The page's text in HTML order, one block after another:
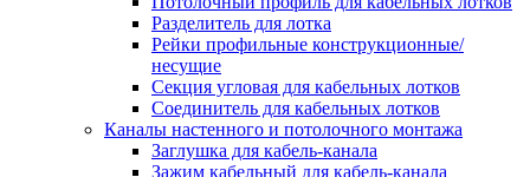
монтажа в стене и в потолке
Распределительная коробка/
Система электромонтажных колонн
Электромонтажная колонна
Системы ввода для кабелей и проводов
Ввод кабельный/сальник
Уплотнитель для кабельного
Разделитель для лотка
Рейки профильные конструкционные/
несущие
Секция угловая для кабельных лотков
Соединитель для кабельных лотков
Каналы настенного и потолочного монтажа
Заглушка для кабель-канала
Зажим кабельный для кабель-канала